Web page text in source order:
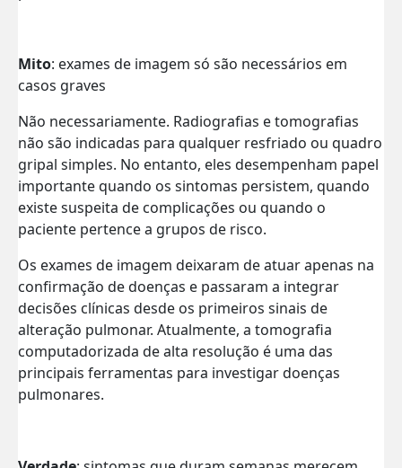
Mito: exames de imagem só são necessários em
casos graves
Não necessariamente. Radiografias e tomografias
não são indicadas para qualquer resfriado ou quadro
gripal simples. No entanto, eles desempenham papel
importante quando os sintomas persistem, quando
existe suspeita de complicações ou quando o
paciente pertence a grupos de risco.
Os exames de imagem deixaram de atuar apenas na
confirmação de doenças e passaram a integrar
decisões clínicas desde os primeiros sinais de
alteração pulmonar. Atualmente, a tomografia
computadorizada de alta resolução é uma das
principais ferramentas para investigar doenças
pulmonares.